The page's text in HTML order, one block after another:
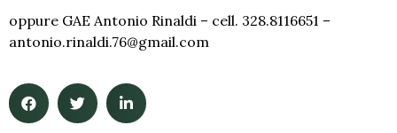
oppure GAE Antonio Rinaldi – cell. 328.8116651 –
antonio.rinaldi.76@gmail.com